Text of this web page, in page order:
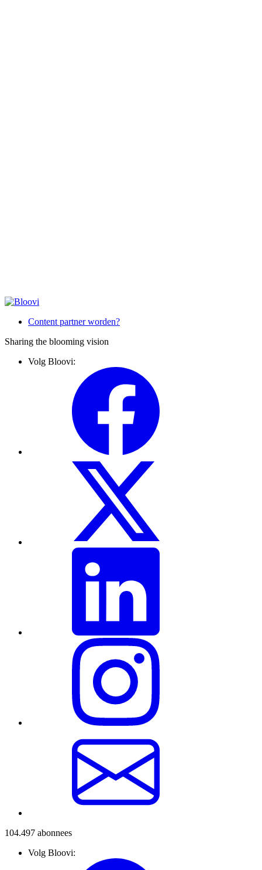
Content partner worden?
Sharing the blooming vision
Volg Bloovi:
104.497 abonnees
Volg Bloovi: